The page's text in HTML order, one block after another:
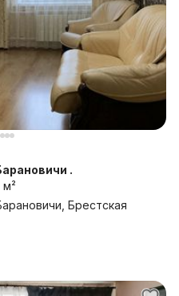
.
м²
Брестская